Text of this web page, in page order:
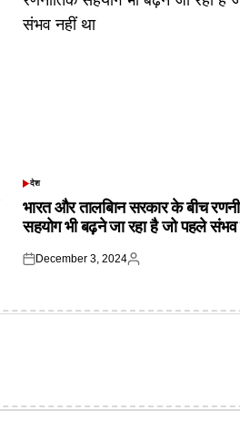
POSTED
देश
भारत और तालबिान सरकार के बीच
सहयोग भी बढ़ने जा रहा है जो पहले संभव
Posted
December 3, 2024
Posted